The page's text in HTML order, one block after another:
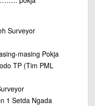
Surveyor
masing Pokja
TP (Tim PML
1 Setda Ngada